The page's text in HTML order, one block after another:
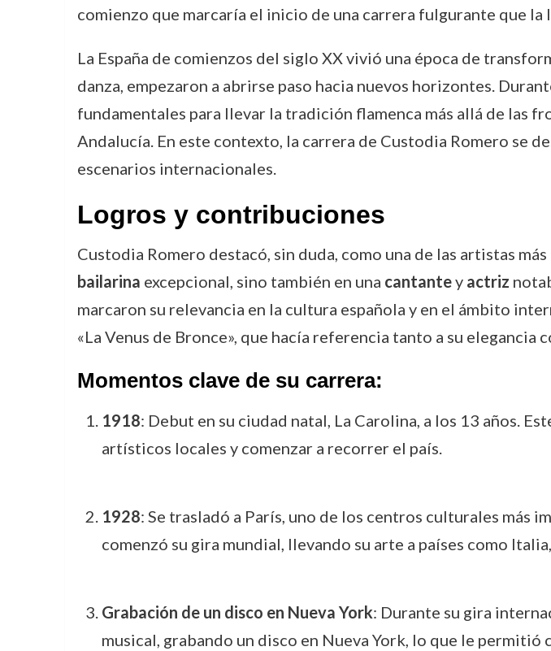
comienzo que marcaría el inicio de una carrera fulgurante que
La España de comienzos del siglo XX vivió una época de
danza, empezaron a abrirse paso hacia nuevos horizontes.
fundamentales para llevar la tradición flamenca más allá de las
Andalucía. En este contexto, la carrera de Custodia Romero se
escenarios internacionales.
Logros y contribuciones
Custodia Romero destacó, sin duda, como una de las artistas
bailarina excepcional, sino también en una cantantey actriz
marcaron su relevancia en la cultura española y en el ámbito
«La Venus de Bronce», que hacía referencia tanto a su elegancia
Momentos clave de su carrera:
1918: Debut en su ciudad natal, La Carolina, a los 13 años.
artísticos locales y comenzar a recorrer el país.
1928: Se trasladó a París, uno de los centros culturales más
comenzó su gira mundial, llevando su arte a países como
Grabación de un disco en Nueva York: Durante su gira
musical, grabando un disco en Nueva York, lo que le permitió